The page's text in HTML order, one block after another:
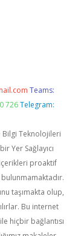
Teams:
726 Telegram:
Bilgi Teknolojileri
Yer Sağlayıcı
proaktif
taşımakta olup,
Bu internet
hiçbir bağlantısı